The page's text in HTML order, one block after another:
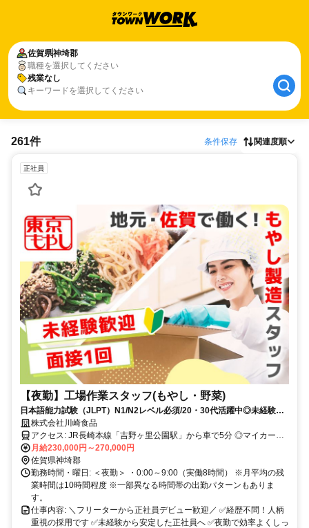
佐賀県神埼郡
職種を選択してください
残業なし
キーワードを選択してください
261件 条件保存 関連度順
正社員
【夜勤】工場作業スタッフ(もやし・野菜)
日本語能力試験（JLPT）N1/N2レベル必須/20・30代活躍中◎未経験
OK・昇給賞与あり・日勤・車通勤可
株式会社川崎食品
アクセス: JR長崎本線「吉野ヶ里公園駅」から車で5分 ◎マイカー・
自転車通勤OK（無料駐車場あり）
月給230,000円～270,000円
佐賀県神埼郡
勤務時間・曜日: ＜夜勤＞ ・0:00～9:00（実働8時間） ※月平均の残
業時間は10時間程度 ※一部異なる時間帯の出勤パターンもありま
す。
仕事内容: ＼フリーターから正社員デビュー歓迎／ ✅経歴不問！人柄
重視の採用です ✅未経験から安定した正社員へ ✅夜勤で効率よくしっ